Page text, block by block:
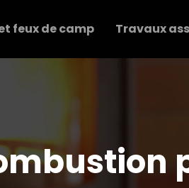
feux de camp Travaux